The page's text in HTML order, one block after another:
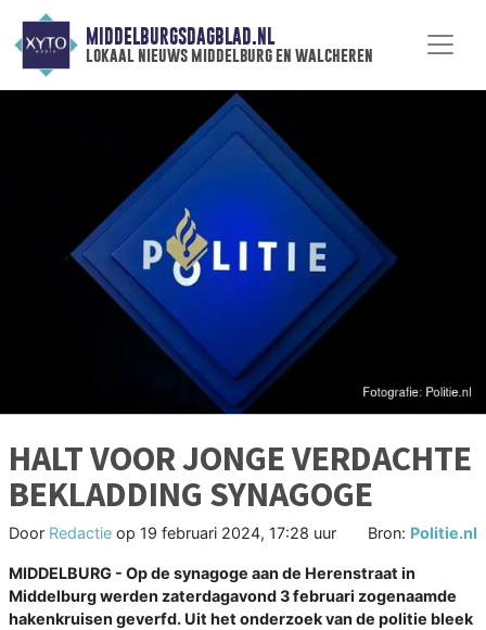
MIDDELBURGSDAGBLAD.NL
lokaal nieuws middelburg en walcheren
HALT VOOR JONGE VERDACHTE
BEKLADDING SYNAGOGE
Door Redactie op 19 februari 2024, 17:28 uur Bron: Politie.nl
MIDDELBURG - Op de synagoge aan de Herenstraat in
Middelburg werden zaterdagavond 3 februari zogenaamde
hakenkruisen geverfd. Uit het onderzoek van de politie bleek